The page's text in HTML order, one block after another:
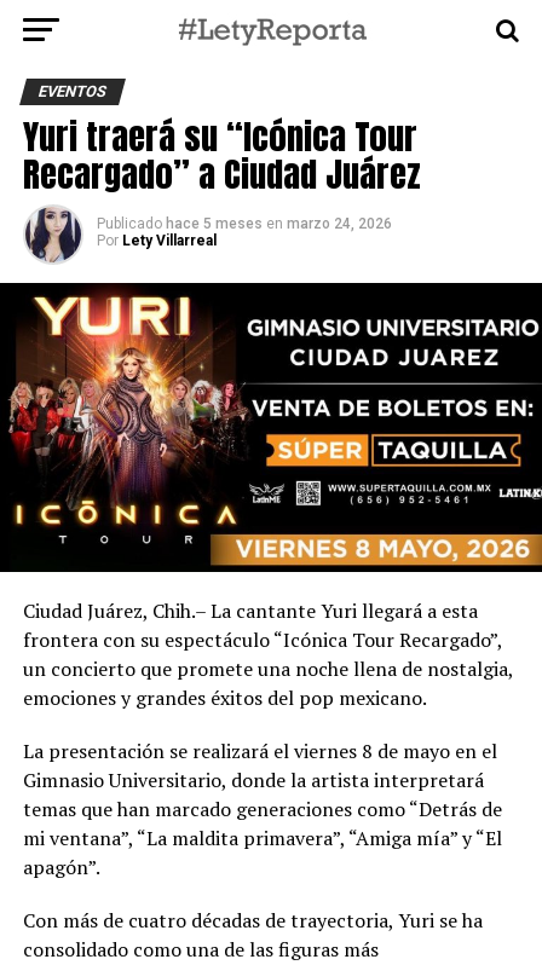
EVENTOS
Yuri traerá su “Icónica Tour
Recargado” a Ciudad Juárez
Publicado hace 5 meses en marzo 24, 2026
Por Lety Villarreal
Ciudad Juárez, Chih.– La cantante Yuri llegará a esta
frontera con su espectáculo “Icónica Tour Recargado”,
un concierto que promete una noche llena de nostalgia,
emociones y grandes éxitos del pop mexicano.
La presentación se realizará el viernes 8 de mayo en el
Gimnasio Universitario, donde la artista interpretará
temas que han marcado generaciones como “Detrás de
mi ventana”, “La maldita primavera”, “Amiga mía” y “El
apagón”.
Con más de cuatro décadas de trayectoria, Yuri se ha
consolidado como una de las figuras más